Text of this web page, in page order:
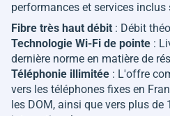
performances et services inclus
Fibre très haut débit : Débit
Technologie Wi-Fi de pointe :
dernière norme en matière de
Téléphonie illimitée : L'offre
vers les téléphones fixes en
les DOM, ainsi que vers plus